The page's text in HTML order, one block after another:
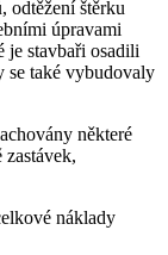
odtěžení štěrku
úpravami
je stavbaři osadili
se také vybudovaly
některé
náklady